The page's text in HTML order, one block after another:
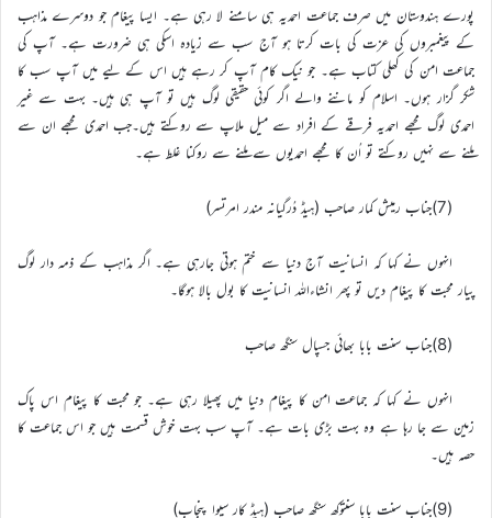
پورے ہندوستان میں صرف جماعت احمدیہ ہی سامنے لا رہی ہے۔ ایسا پیغام جو دوسرے مذاہب
کے پیغمبروں کی عزت کی بات کرتا ہو آج سب سے زیادہ اسکی ہی ضرورت ہے۔ آپ کی
جماعت امن کی کھلی کتاب ہے۔ جو نیک کام آپ کر رہے ہیں اس کے لیے میں آپ سب کا
شکر گزار ہوں۔ اسلام کو ماننے والے اگر کوئی حقیقی لوگ ہیں تو آپ ہی ہیں۔ بہت سے غیر
احمدی لوگ مجھے احمدیہ فرقے کے افراد سے میل ملاپ سے روکتے ہیں۔جب احمدی مجھے ان سے
ملنے سے نہیں روکتے تو اُن کا مجھے احمدیوں سے ملنے سے روکنا غلط ہے۔
(7)جناب رمیش کمار صاحب (ہیڈ دُرگیانہ مندر امرتسر)
انہوں نے کہا کہ انسانیت آج دنیا سے ختم ہوتی جارہی ہے۔ اگر مذاہب کے ذمہ دار لوگ
پیار محبت کا پیغام دیں تو پھر انشاءاللہ انسانیت کا بول بالا ہوگا۔
(8)جناب سنت بابا بھائی جسپال سنگھ صاحب
انہوں نے کہا کہ جماعت امن کا پیغام دنیا میں پھیلا رہی ہے۔ جو محبت کا پیغام اس پاک
زمین سے جا رہا ہے وہ بہت بڑی بات ہے۔ آپ سب بہت خوش قسمت ہیں جو اس جماعت کا
حصہ ہیں۔
(9)جناب سنت بابا سنتوکھ سنگھ صاحب (ہیڈ کار سیوا پنجاب)